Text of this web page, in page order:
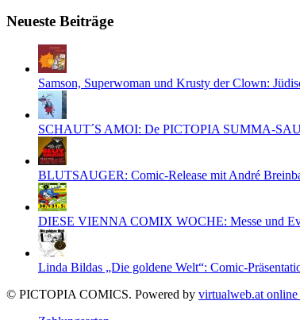
Neueste Beiträge
Samson, Superwoman und Krusty der Clown:
SCHAUT´S AMOI: De PICTOPIA SUMMA-
BLUTSAUGER: Comic-Release mit André
DIESE VIENNA COMIX WOCHE: Messe und
Linda Bildas „Die goldene Welt“: Comic-
© PICTOPIA COMICS. Powered by virtualweb.at online